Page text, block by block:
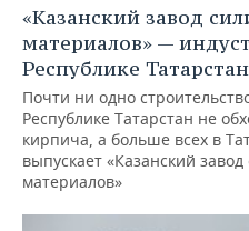
«Казанский завод
материалов» —
Республике Татарстан
Почти ни одно
Республике Татарстан не
кирпича, а больше всех в
выпускает «Казанский
материалов»